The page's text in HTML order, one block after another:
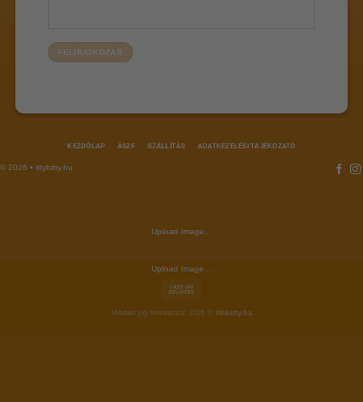
© 2026 • ittybitty.hu
KEZDŐLAP ÁSZF SZÁLLÍTÁS ADATKEZELÉSI TÁJÉKOZATÓ
Upload Image...
Upload Image...
Minden jog fenntartva! 2026 © Ittibitty.hu